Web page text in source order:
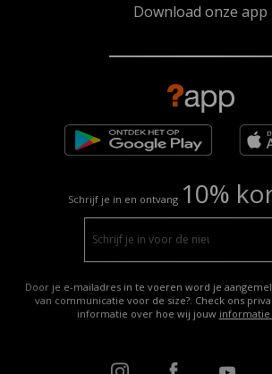
Download onze app
Schrijf je in en ontvang 10%
Door je e-mailadres in te voeren word je
van communicatie voor de size?. Check ons
informatie over hoe wij jouw